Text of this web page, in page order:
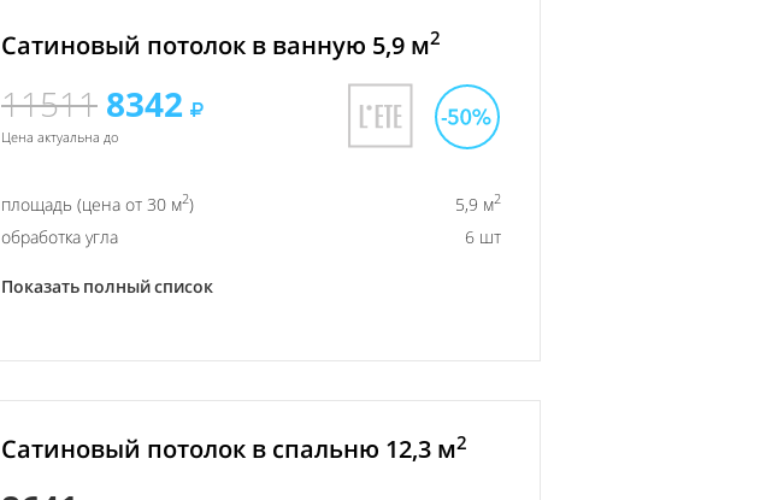
Сатиновый потолок в ванную 5,9 м2
11511 8342
Цена актуальна до
площадь (цена от 30 м2) 5,9 м2
обработка угла 6 шт
Показать полный список
Сатиновый потолок в спальню 12,3 м2